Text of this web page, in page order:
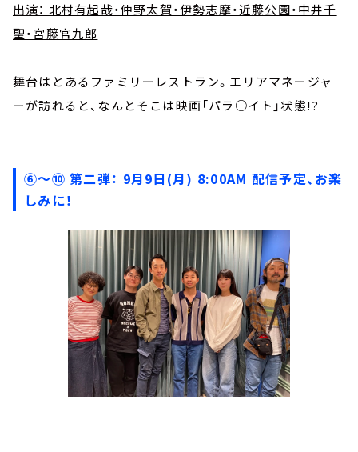
出演： 北村有起哉・仲野太賀・伊勢志摩・近藤公園・中井千
聖・宮藤官九郎
舞台はとあるファミリーレストラン。エリアマネージャ
ーが訪れると、なんとそこは映画「パラ○イト」状態!?
⑥～⑩ 第二弾： 9月9日(月) 8:00AM 配信予定、お楽
しみに！